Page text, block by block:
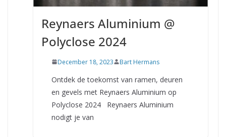
Reynaers Aluminium @
Polyclose 2024
December 18, 2023 Bart Hermans
Ontdek de toekomst van ramen, deuren
en gevels met Reynaers Aluminium op
Polyclose 2024 Reynaers Aluminium
nodigt je van